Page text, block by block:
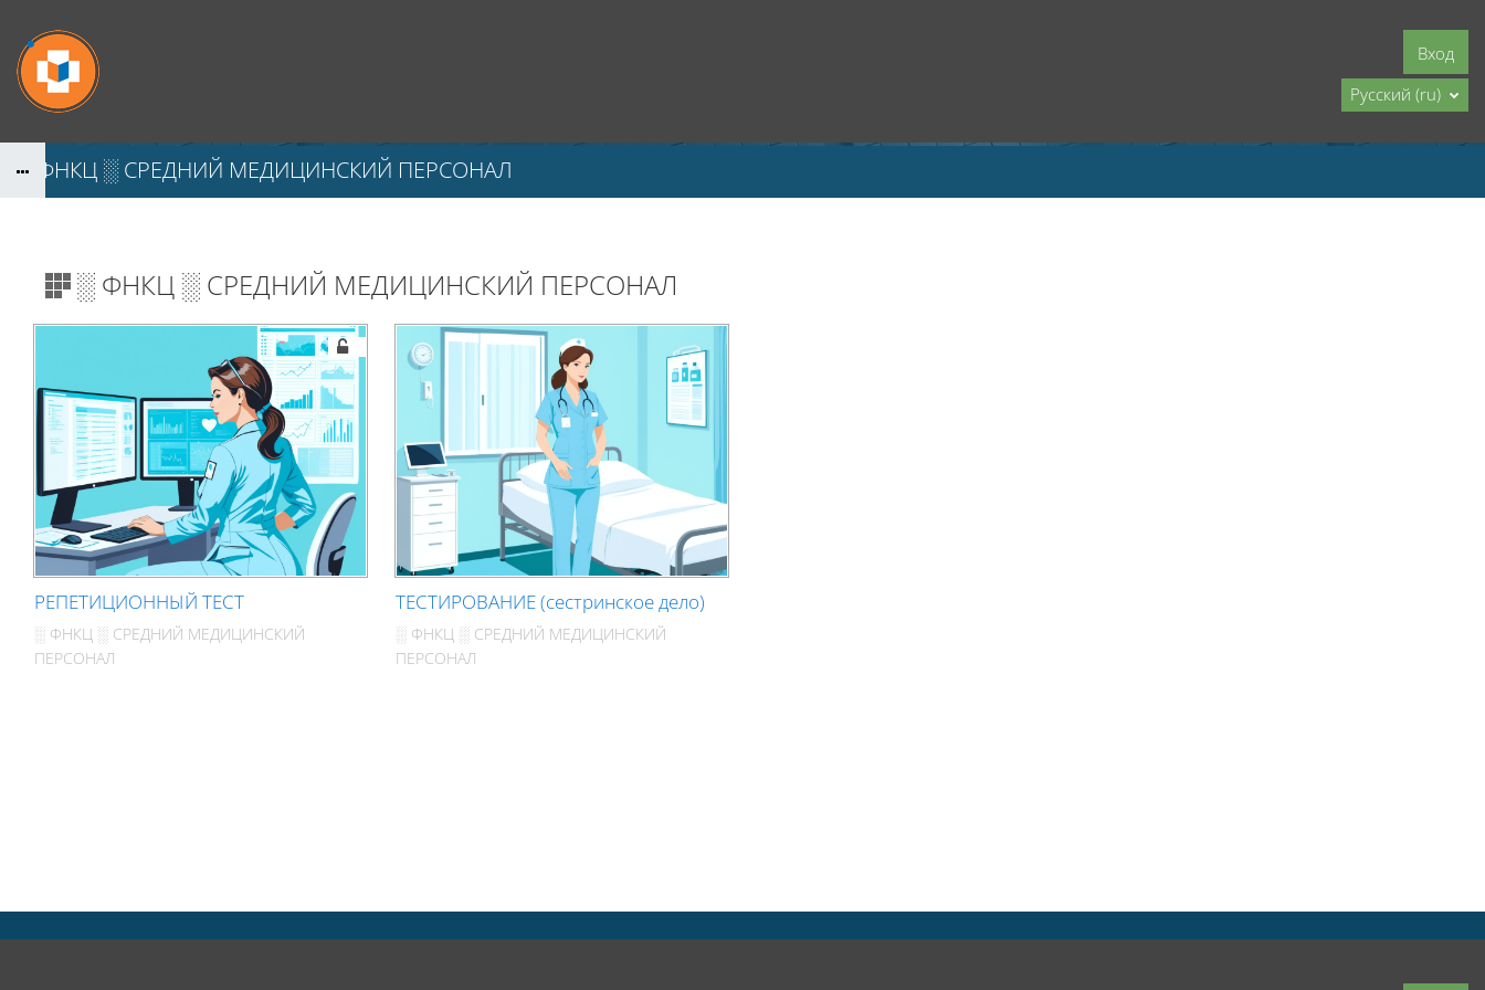
Вход
Русский ‎(ru)‎
░ ФНКЦ ░ СРЕДНИЙ МЕДИЦИНСКИЙ ПЕРСОНАЛ
░ ФНКЦ ░ СРЕДНИЙ МЕДИЦИНСКИЙ ПЕРСОНАЛ
РЕПЕТИЦИОННЫЙ ТЕСТ
░ ФНКЦ ░ СРЕДНИЙ МЕДИЦИНСКИЙ
ПЕРСОНАЛ
ТЕСТИРОВАНИЕ (сестринское дело)
░ ФНКЦ ░ СРЕДНИЙ МЕДИЦИНСКИЙ
ПЕРСОНАЛ